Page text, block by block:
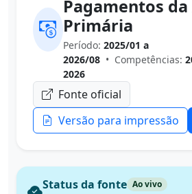
Pagamentos
Primária
Período: 2025/01 a
2026/08 • Competências:
2026
Fonte oficial
Versão para impressão
Status da fonte Ao vivo